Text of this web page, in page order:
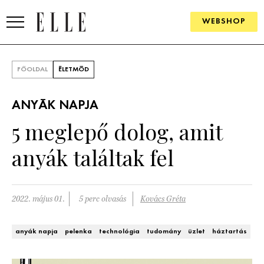
WEBSHOP
SZÉPSÉG
KULTÚRA
PSZICHÉ
ÉLETMÓD
FŐOLDAL ÉLETMÓD
ANYÁK NAPJA
5 meglepő dolog, amit
anyák találtak fel
2022. május 01. 5 perc olvasás Kovács Gréta
anyák napja pelenka technológia tudomány üzlet háztartás